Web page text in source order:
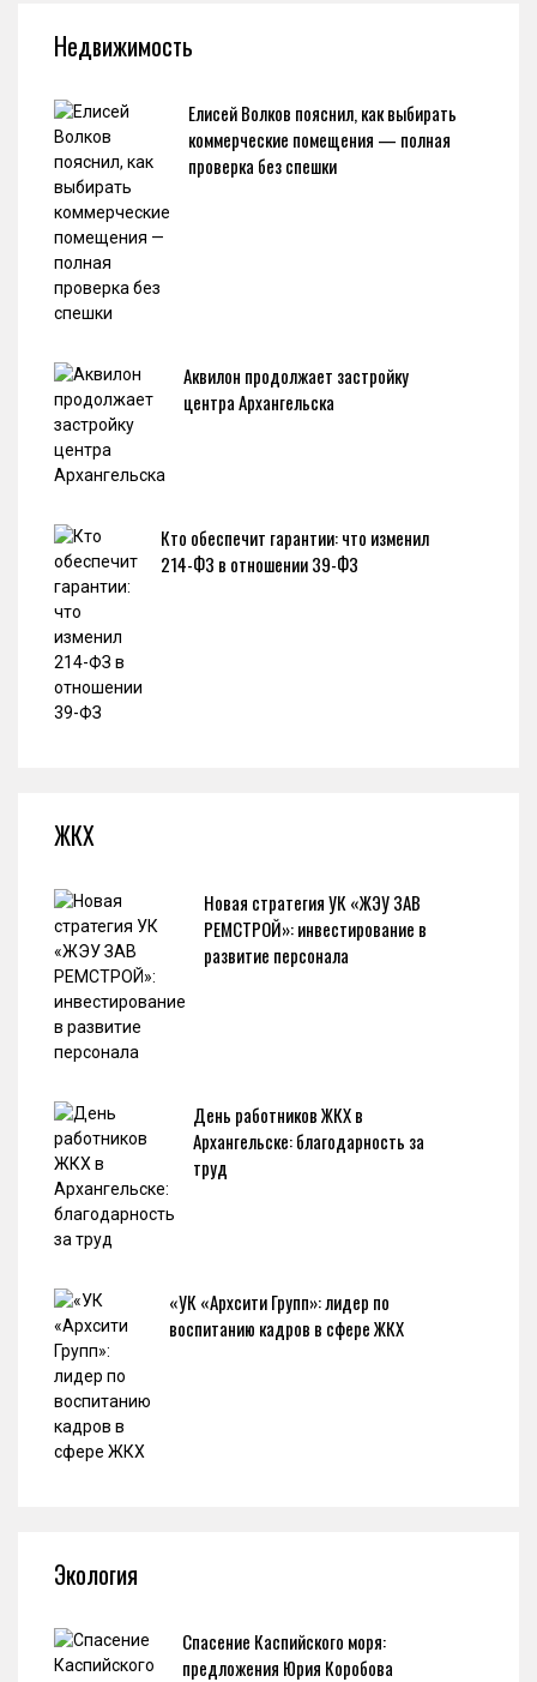
Недвижимость
Елисей Волков пояснил, как выбирать
коммерческие помещения — полная
проверка без спешки
Аквилон продолжает застройку
центра Архангельска
Кто обеспечит гарантии: что изменил
214-ФЗ в отношении 39-ФЗ
ЖКХ
Новая стратегия УК «ЖЭУ ЗАВ
РЕМСТРОЙ»: инвестирование в
развитие персонала
День работников ЖКХ в
Архангельске: благодарность за
труд
«УК «Архсити Групп»: лидер по
воспитанию кадров в сфере ЖКХ
Экология
Спасение Каспийского моря:
предложения Юрия Коробова